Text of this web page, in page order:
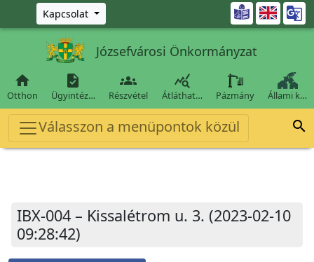
Ugrás a fő tartalomra
Kapcsolat 
Józsefvárosi Önkormányzat

Otthon

Ügyintéz…

Részvétel

Átláthat… Pázmány Állami k…
Válasszon a menüpontok közül 
IBX-004 – Kissalétrom u. 3. (2023-02-10
09:28:42)